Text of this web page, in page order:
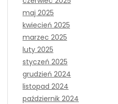
maj 2025
kwiecień 2025
marzec 2025
luty 2025
styczeń 2025
grudzień 2024
listopad 2024
październik 2024